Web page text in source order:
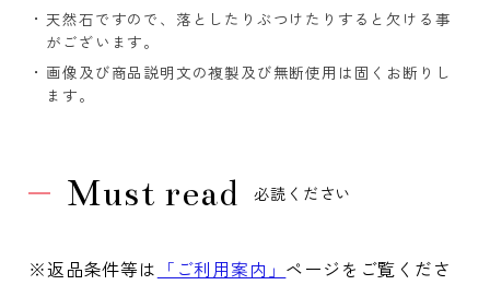
天然石ですので、落としたりぶつけたりすると欠ける事
がございます。
画像及び商品説明文の複製及び無断使用は固くお断りし
ます。
Must read 必読ください
※返品条件等は 「ご利用案内」 ページをご覧くださ